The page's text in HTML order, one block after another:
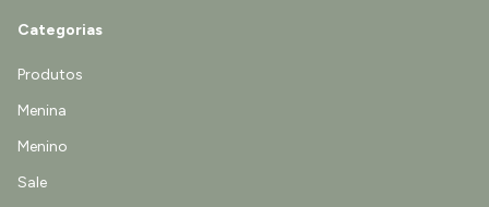
Categorias
Produtos
Menina
Menino
Sale